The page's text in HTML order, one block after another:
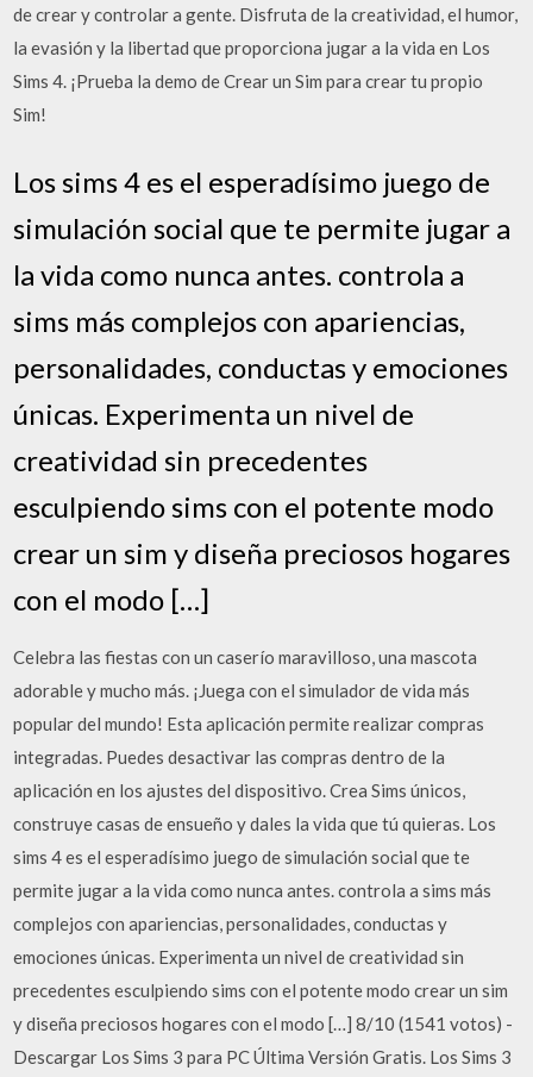
de crear y controlar a gente. Disfruta de la creatividad, el humor,
la evasión y la libertad que proporciona jugar a la vida en Los
Sims 4. ¡Prueba la demo de Crear un Sim para crear tu propio
Sim!
Los sims 4 es el esperadísimo juego de
simulación social que te permite jugar a
la vida como nunca antes. controla a
sims más complejos con apariencias,
personalidades, conductas y emociones
únicas. Experimenta un nivel de
creatividad sin precedentes
esculpiendo sims con el potente modo
crear un sim y diseña preciosos hogares
con el modo […]
Celebra las fiestas con un caserío maravilloso, una mascota
adorable y mucho más. ¡Juega con el simulador de vida más
popular del mundo! Esta aplicación permite realizar compras
integradas. Puedes desactivar las compras dentro de la
aplicación en los ajustes del dispositivo. Crea Sims únicos,
construye casas de ensueño y dales la vida que tú quieras. Los
sims 4 es el esperadísimo juego de simulación social que te
permite jugar a la vida como nunca antes. controla a sims más
complejos con apariencias, personalidades, conductas y
emociones únicas. Experimenta un nivel de creatividad sin
precedentes esculpiendo sims con el potente modo crear un sim
y diseña preciosos hogares con el modo […] 8/10 (1541 votos) -
Descargar Los Sims 3 para PC Última Versión Gratis. Los Sims 3